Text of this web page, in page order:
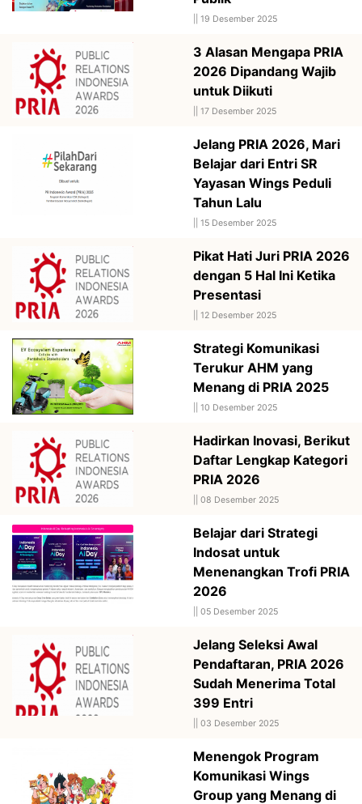
19 Desember 2025
3 Alasan Mengapa PRIA
2026 Dipandang Wajib
untuk Diikuti
17 Desember 2025
Jelang PRIA 2026, Mari
Belajar dari Entri SR
Yayasan Wings Peduli
Tahun Lalu
15 Desember 2025
Pikat Hati Juri PRIA 2026
dengan 5 Hal Ini Ketika
Presentasi
12 Desember 2025
Strategi Komunikasi
Terukur AHM yang
Menang di PRIA 2025
10 Desember 2025
Hadirkan Inovasi, Berikut
Daftar Lengkap Kategori
PRIA 2026
08 Desember 2025
Belajar dari Strategi
Indosat untuk
Menenangkan Trofi PRIA
2026
05 Desember 2025
Jelang Seleksi Awal
Pendaftaran, PRIA 2026
Sudah Menerima Total
399 Entri
03 Desember 2025
Menengok Program
Komunikasi Wings
Group yang Menang di